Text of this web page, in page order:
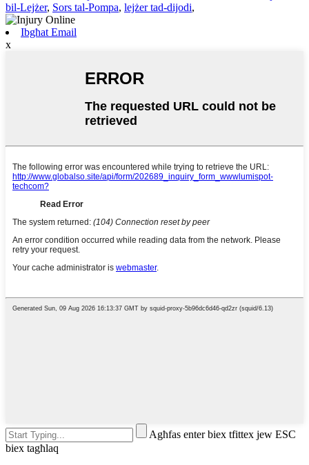
bil-Lejżer, Sors tal-Pompa, lejżer tad-dijodi,
Ibgħat Email
x
Agħfas enter biex tfittex jew ESC
biex tagħlaq